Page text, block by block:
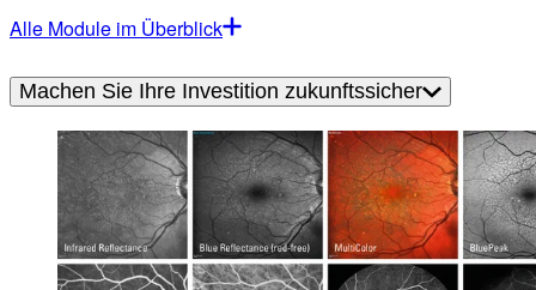
Alle Module im Überblick
Machen Sie Ihre Investition zukunftssicher